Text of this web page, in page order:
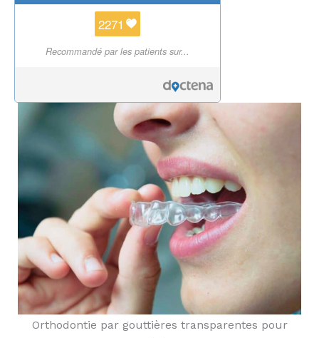
2271
Recommandé par les patients sur...
Orthodontie par gouttières transparentes pour